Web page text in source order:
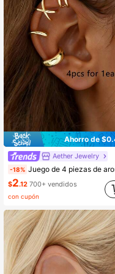
Ahorro de
Aether Jewelry
-18% Juego de 4 piezas de aros minimalistas para la oreja - Apilables sin necesidad de perforación para uso diario en la oficina, regalo para
$2.12 700+ vendidos
con cupón